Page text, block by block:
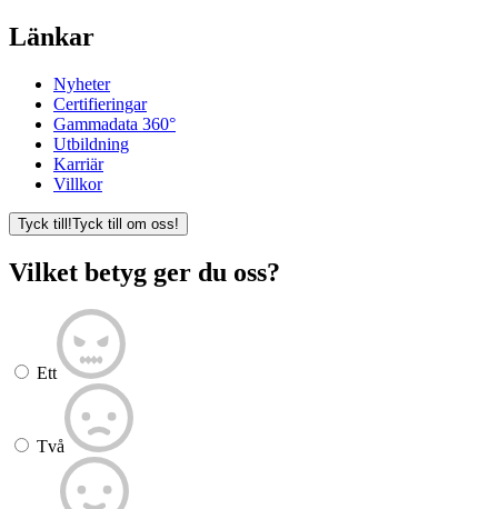
Länkar
Nyheter
Certifieringar
Gammadata 360°
Utbildning
Karriär
Villkor
Tyck till!Tyck till om oss!
Vilket betyg ger du oss?
Ett
Två